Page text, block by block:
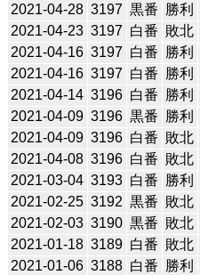
2021-04-28 3197 黒番 勝利
2021-04-23 3197 白番 敗北
2021-04-16 3197 白番 勝利
2021-04-16 3197 白番 勝利
2021-04-14 3196 白番 勝利
2021-04-09 3196 黒番 勝利
2021-04-09 3196 白番 敗北
2021-04-08 3196 白番 敗北
2021-03-04 3193 白番 勝利
2021-02-25 3192 黒番 敗北
2021-02-03 3190 黒番 敗北
2021-01-18 3189 白番 敗北
2021-01-06 3188 白番 勝利